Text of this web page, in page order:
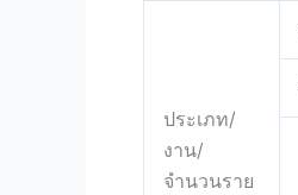
ประเภท/
งาน/
จำนวนราย